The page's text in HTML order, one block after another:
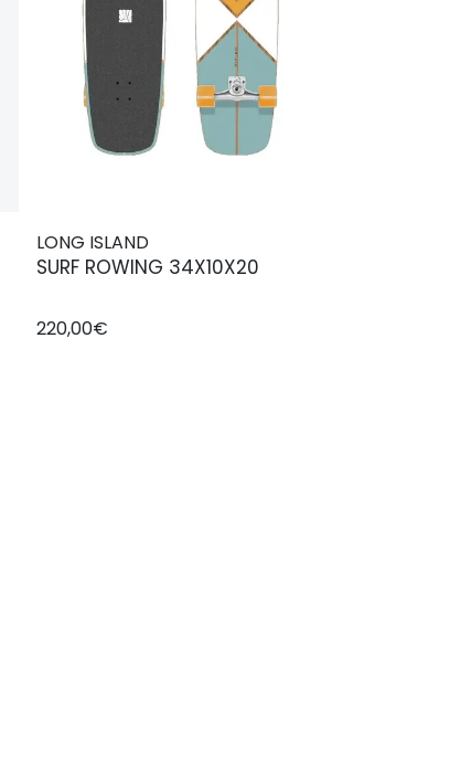
LONG ISLAND
SURF ROWING 34X10X20
220,00€